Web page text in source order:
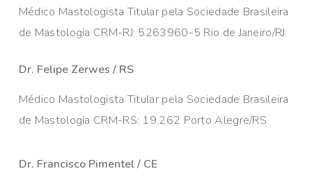
Médico Mastologista Titular pela Sociedade Brasileira
de Mastologia CRM-RJ: 5263960-5 Rio de Janeiro/RJ
Dr. Felipe Zerwes / RS
Médico Mastologista Titular pela Sociedade Brasileira
de Mastologia CRM-RS: 19.262 Porto Alegre/RS
Dr. Francisco Pimentel / CE